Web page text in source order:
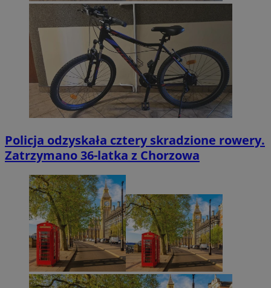
Policja odzyskała cztery skradzione rowery.
Zatrzymano 36-latka z Chorzowa